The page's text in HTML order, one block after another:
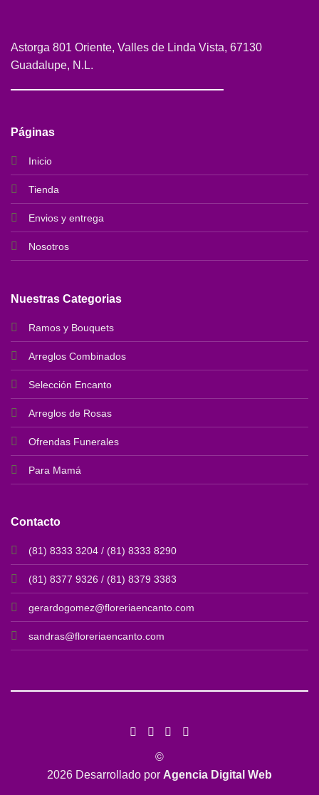
Astorga 801 Oriente, Valles de Linda Vista, 67130
Guadalupe, N.L.
Páginas
Inicio
Tienda
Envios y entrega
Nosotros
Nuestras Categorias
Ramos y Bouquets
Arreglos Combinados
Selección Encanto
Arreglos de Rosas
Ofrendas Funerales
Para Mamá
Contacto
(81) 8333 3204 / (81) 8333 8290
(81) 8377 9326 / (81) 8379 3383
gerardogomez@floreriaencanto.com
sandras@floreriaencanto.com
©
2026 Desarrollado por Agencia Digital Web